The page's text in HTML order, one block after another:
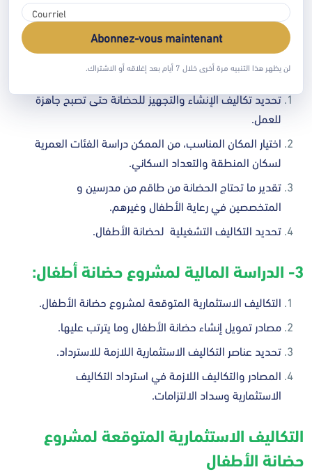
معرفة الميزانية المناسبة للعمل على الخطة التسويقية.
تحديد تكاليف الإنشاء والتجهيز للحضانة حتى تصبح جاهزة
للعمل.
اختيار المكان المناسب، من الممكن دراسة الفئات العمرية
لسكان المنطقة والتعداد السكاني.
تقدير ما تحتاج الحضانة من طاقم من مدرسين و
المتخصصين في رعاية الأطفال وغيرهم.
تحديد التكاليف التشغيلية لحضانة الأطفال.
3- الدراسة المالية لمشروع حضانة أطفال:
التكاليف الاستثمارية المتوقعة لمشروع حضانة الأطفال.
مصادر تمويل إنشاء حضانة الأطفال وما يترتب عليها.
تحديد عناصر التكاليف الاستثمارية اللازمة للاسترداد.
المصادر والتكاليف اللازمة في استرداد التكاليف
الاستثمارية وسداد الالتزامات.
التكاليف الاستثمارية المتوقعة لمشروع
حضانة الأطفال
Abonnez-vous maintenant
لن يظهر هذا التنبيه مرة أخرى خلال 7 أيام بعد إغلاقه أو الاشتراك.